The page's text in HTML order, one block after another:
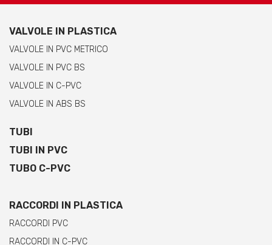
VALVOLE IN PLASTICA
VALVOLE IN PVC METRICO
VALVOLE IN PVC BS
VALVOLE IN C-PVC
VALVOLE IN ABS BS
TUBI
TUBI IN PVC
TUBO C-PVC
RACCORDI IN PLASTICA
RACCORDI PVC
RACCORDI IN C-PVC